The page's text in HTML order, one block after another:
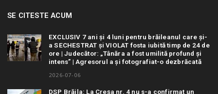
SE CITESTE ACUM
EXCLUSIV 7 ani și 4 luni pentru brăileanul care și-
a SECHESTRAT și VIOLAT fosta iubită timp de 24 de
ore | Judecător: „Tânăra a fost umilită profund și
intens” | Agresorul a și fotografiat-o dezbrăcată
2026-07-06
DSP Brăila: La Creșa nr. 4 nu s-a confirmat un